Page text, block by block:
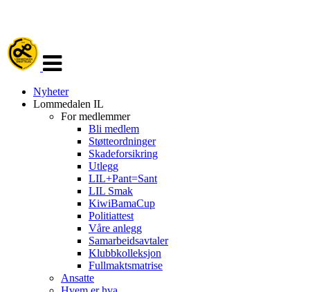
navigasjon
Nyheter
Lommedalen IL
For medlemmer
Bli medlem
Støtteordninger
Skadeforsikring
Utlegg
LIL+Pant=Sant
LIL Smak
KiwiBamaCup
Politiattest
Våre anlegg
Samarbeidsavtaler
Klubbkolleksjon
Fullmaktsmatrise
Ansatte